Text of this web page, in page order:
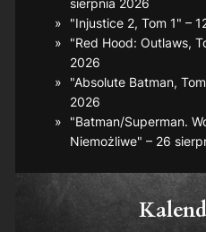
"Injustice 2, Tom 1" –
"Red Hood: Outlaws,
2026
"Absolute Batman,
2026
"Batman/Superman.
Niemożliwe" – 26